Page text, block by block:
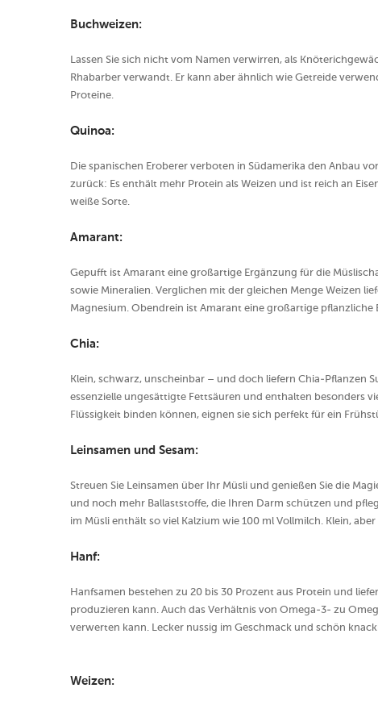
Buchweizen:
Lassen Sie sich nicht vom Namen verwirren, als
Rhabarber verwandt. Er kann aber ähnlich wie Getreide
Proteine.
Quinoa:
Die spanischen Eroberer verboten in Südamerika den Anbau
zurück: Es enthält mehr Protein als Weizen und ist reich an
weiße Sorte.
Amarant:
Gepufft ist Amarant eine großartige Ergänzung für die
sowie Mineralien. Verglichen mit der gleichen Menge Weizen
Magnesium. Obendrein ist Amarant eine großartige pflanzliche
Chia:
Klein, schwarz, unscheinbar – und doch liefern Chia-Pflanzen
essenzielle ungesättigte Fettsäuren und enthalten besonders
Flüssigkeit binden können, eignen sie sich perfekt für ein
Leinsamen und Sesam:
Streuen Sie Leinsamen über Ihr Müsli und genießen Sie die
und noch mehr Ballaststoffe, die Ihren Darm schützen und
im Müsli enthält so viel Kalzium wie 100 ml Vollmilch. Klein, aber
Hanf:
Hanfsamen bestehen zu 20 bis 30 Prozent aus Protein und
produzieren kann. Auch das Verhältnis von Omega-3- zu
verwerten kann. Lecker nussig im Geschmack und schön
Weizen: